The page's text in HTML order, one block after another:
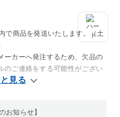
で商品を発送いたします。（土
カーへ発注するため、欠品の
のご連絡をする可能性がござい
お知らせ】